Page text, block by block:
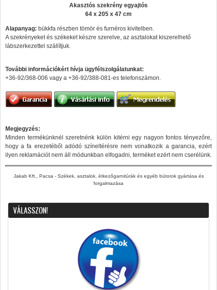
Akasztós szekrény egyajtós
64 x 205 x 47 cm
Alapanyag: bükkfa részben tömör és furnéros kivitelben.
A szekrényeket és székeket készre szerelve, az asztalokat kiszerelhető
lábszerkezettel szállítjuk.
További információkért hívja ügyfélszolgálatunkat:
+36-92/368-006 vagy a +36-92/388-081-es telefonszámon.
Megjegyzés:
Minden termékünknél szeretnénk külön kitérni egy nagyon fontos tényezőre,
hogy a fa erezetéből adódó színeltérésre nem vonatkozik a garancia, ezért
ilyen reklamációt nem áll módunkban elfogadni, terméket ezért nem cserélünk.
Jakab Kft., Pacsa - Székek, asztalok, étkezőgarnitúrák és egyéb bútorok gyártása és
forgalmazása
VÁLASSZON!